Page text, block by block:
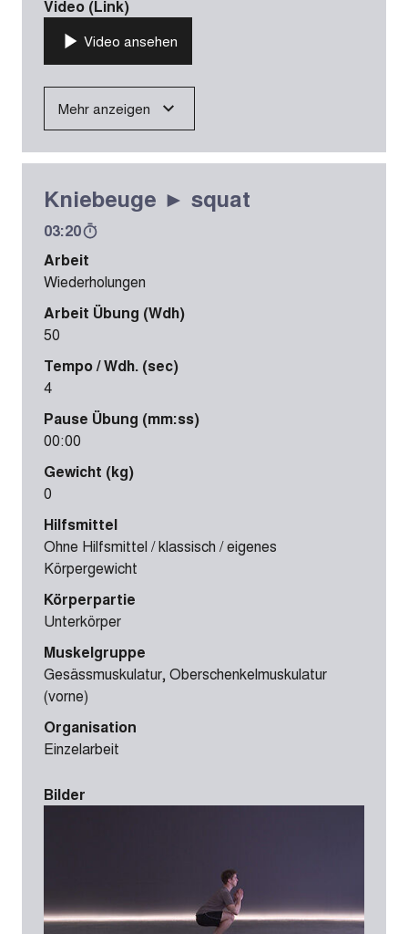
Video (Link)
Video ansehen
Mehr anzeigen
Kniebeuge ► squat
03:20
Arbeit
Wiederholungen
Arbeit Übung (Wdh)
50
Tempo / Wdh. (sec)
4
Pause Übung (mm:ss)
00:00
Gewicht (kg)
0
Hilfsmittel
Ohne Hilfsmittel / klassisch / eigenes
Körpergewicht
Körperpartie
Unterkörper
Muskelgruppe
Gesässmuskulatur, Oberschenkelmuskulatur
(vorne)
Organisation
Einzelarbeit
Bilder